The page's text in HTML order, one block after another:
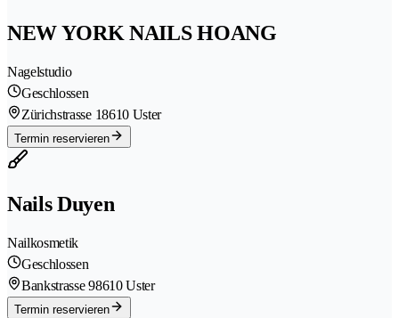
NEW YORK NAILS HOANG
Nagelstudio
Geschlossen
Zürichstrasse 18610 Uster
Termin reservieren
Nails Duyen
Nailkosmetik
Geschlossen
Bankstrasse 98610 Uster
Termin reservieren